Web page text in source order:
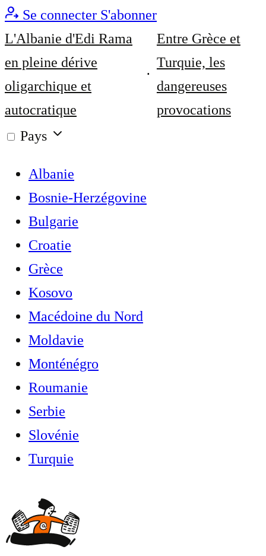
Se connecter S'abonner
L'Albanie d'Edi Rama
en pleine dérive
oligarchique et
autocratique
Entre Grèce et
Turquie, les
dangereuses
provocations
Pays
Albanie
Bosnie-Herzégovine
Bulgarie
Croatie
Grèce
Kosovo
Macédoine du Nord
Moldavie
Monténégro
Roumanie
Serbie
Slovénie
Turquie